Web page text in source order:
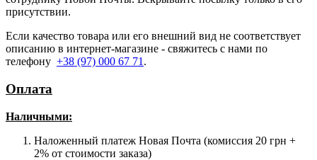
присутствии.
Если качество товара или его внешний вид не соответствует
описанию в интернет-магазине - свяжитесь с нами по
телефону +38 (97) 000 67 71 .
Оплата
Наличными:
Наложенный платеж Новая Почта (комиссия 20 грн +
2% от стоимости заказа)